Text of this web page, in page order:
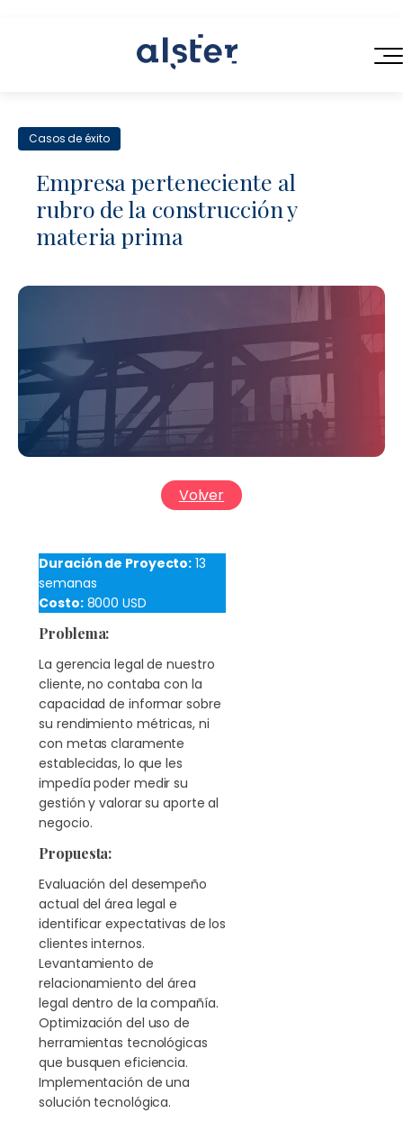
Servicios Legales de Próxima Generación
Consultoría en Operaciones Legales
Talento Legal Flexible
QUIÉNES SOMOS
BLOG
Casos de éxito
Empresa perteneciente al
rubro de la construcción y
materia prima
Volver
Duración de Proyecto: 13
semanas
Costo:8000 USD
Problema:
La gerencia legal de nuestro
cliente, no contaba con la
capacidad de informar sobre
su rendimiento métricas, ni
con metas claramente
establecidas, lo que les
impedía poder medir su
gestión y valorar su aporte al
negocio.
Propuesta:
Evaluación del desempeño
actual del área legal e
identificar expectativas de los
clientes internos.
Levantamiento de
relacionamiento del área
legal dentro de la compañía.
Optimización del uso de
herramientas tecnológicas
que busquen eficiencia.
Implementación de una
solución tecnológica.